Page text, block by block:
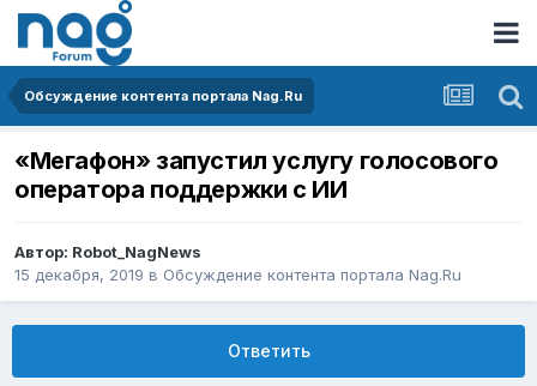
Обсуждение контента портала Nag.Ru
«Мегафон» запустил услугу голосового
оператора поддержки с ИИ
Автор: Robot_NagNews
15 декабря, 2019 в Обсуждение контента портала Nag.Ru
Ответить